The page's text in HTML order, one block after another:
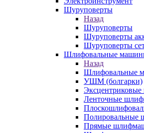
Шуруповерты
Назад
Шуруповерты
Шуруповерты
Шуруповерты
Шлифовальные
Назад
Шлифовальные
УШМ (болгарки)
Ленточные
Прямые